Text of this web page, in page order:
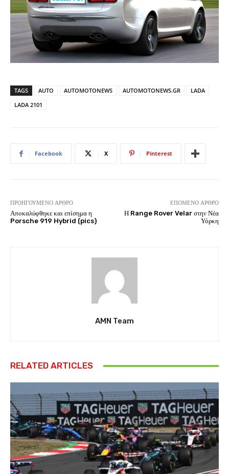
TAGS AUTO AUTOMOTONEWS AUTOMOTONEWS.GR
LADA
LADA 2101
Facebook X Pinterest
ΠΡΟΗΓΟΎΜΕΝΟ ΆΡΘΡΟ
Αποκαλύφθηκε και επίσημα η
Porsche 919 Hybrid (pics)
ΕΠΌΜΕΝΟ ΆΡΘΡΟ
Η Range Rover Velar στην Νέα
Υόρκη
AMN Team
RELATED ARTICLES